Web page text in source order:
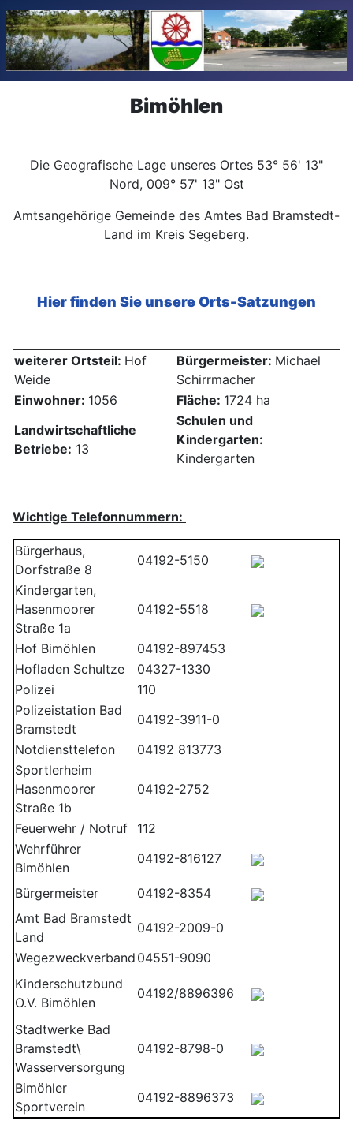
Bimöhlen
Die Geografische Lage unseres Ortes 53° 56' 13"
Nord, 009° 57' 13" Ost
Amtsangehörige Gemeinde des Amtes Bad Bramstedt-
Land im Kreis Segeberg.
Hier finden Sie unsere Orts-Satzungen
weiterer Ortsteil: Hof
Weide
Bürgermeister: Michael
Schirrmacher
Einwohner: 1056 Fläche: 1724 ha
Landwirtschaftliche
Betriebe: 13
Schulen und
Kindergarten:
Kindergarten
Wichtige Telefonnummern:
Bürgerhaus,
Dorfstraße 8
04192-5150
Kindergarten,
Hasenmoorer
Straße 1a
04192-5518
Hof Bimöhlen
04192-897453
Hofladen Schultze
04327-1330
Polizei
110
Polizeistation Bad
Bramstedt
04192-3911-0
Notdiensttelefon
04192 813773
Sportlerheim
Hasenmoorer
Straße 1b
04192-2752
Feuerwehr / Notruf
112
Wehrführer
Bimöhlen
04192-816127
Bürgermeister
04192-8354
Amt Bad Bramstedt
Land
04192-2009-0
Wegezweckverband 04551-9090
Kinderschutzbund
O.V. Bimöhlen
04192/8896396
Stadtwerke Bad
Bramstedt\
Wasserversorgung
04192-8798-0
Bimöhler
Sportverein
04192-8896373